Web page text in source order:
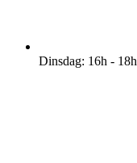
Dinsdag: 16h - 18h